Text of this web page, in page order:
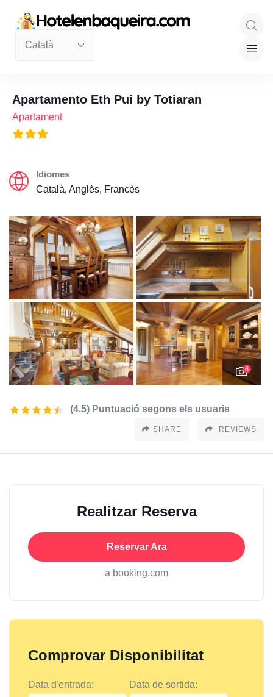
Apartamento Eth Pui by Totiaran
Apartament
Idiomes
Català, Anglès, Francès
6
(4.5) Puntuació segons els usuaris
SHARE REVIEWS
Realitzar Reserva
Reservar Ara
a booking.com
Comprovar Disponibilitat
Data d'entrada: Data de sortida: